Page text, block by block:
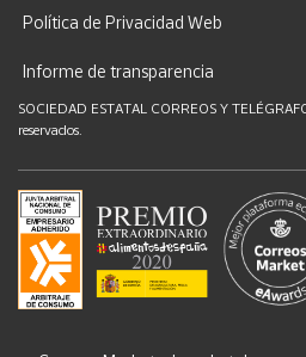
Política de Privacidad Web
Informe de transparencia
SOCIEDAD ESTATAL CORREOS Y
reservados.